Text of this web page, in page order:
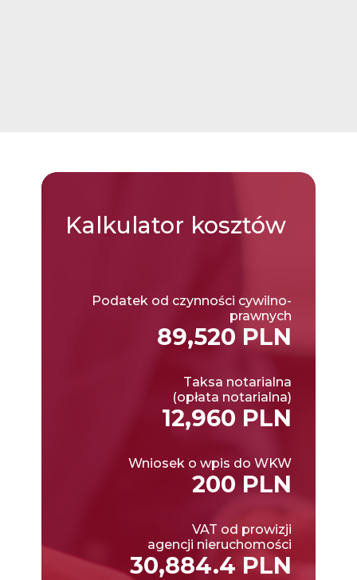
Kalkulator kosztów
Podatek od czynności cywilno-
prawnych
89,520 PLN
Taksa notarialna
(opłata notarialna)
12,960 PLN
Wniosek o wpis do WKW
200 PLN
VAT od prowizji
agencji nieruchomości
30,884.4 PLN